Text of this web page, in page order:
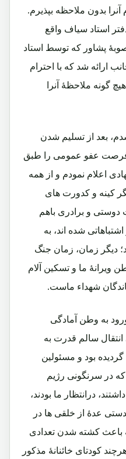
آنرا بدون ملاحظه بپذیرم.
استاد سیاف واقع
پشاور که توسط استاد
ارائه شد که با احترام
گونه ملاحظۀ آنرا
بعد از تسلیم شدن
فرصت عفو عمومی را طبق
اعلام نمودم و از همه
کینه و کدورت های
و برادری باهم
شده اند، به
دیگر زمان، زمان جنگ
ویرانۀ ما و تسکین آلام
شهداء ماست.
به وطن آمادگی
انتقال سالم قدرت به
بود و مسئولین
در سرنگونی رژیم
درانتظار ما بودند،
عدۀ از خلقی ها در
باعث کشته شدن تعدادی
کودتای خائنانۀ مذکور